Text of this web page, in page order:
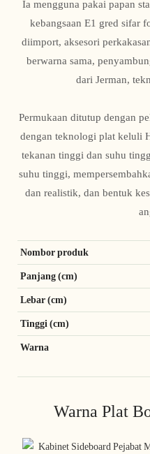
Ia mengguna pakai papan
kebangsaan E1 gred sifar
diimport, aksesori
berwarna sama,
dari Jerman,
Permukaan ditutup dengan
dengan teknologi plat keluli
tekanan tinggi dan suhu
suhu tinggi,
dan realistik, dan bentuk
Nombor produk
Panjang (cm)
Lebar (cm)
Tinggi (cm)
Warna
Warna Plat